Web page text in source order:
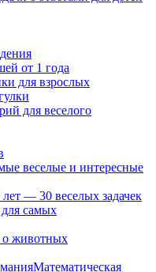
от 1 года
для взрослых
для веселого
веселые и интересные
— 30 веселых задачек
самых
о животных
Математическая